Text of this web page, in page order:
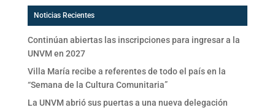
Noticias Recientes
Continúan abiertas las inscripciones para ingresar a la
UNVM en 2027
Villa María recibe a referentes de todo el país en la
“Semana de la Cultura Comunitaria”
La UNVM abrió sus puertas a una nueva delegación